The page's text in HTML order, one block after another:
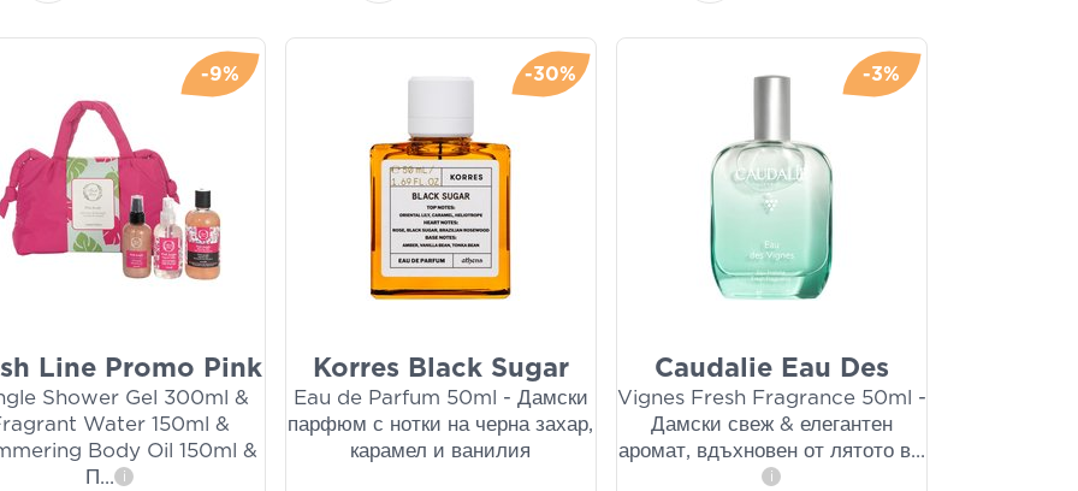
-9%
Line Promo Pink
Shower Gel 300ml &
Water 150ml &
Body Oil 150ml &
П... i
-30%
Korres Black Sugar
Eau de Parfum 50ml - Дамски
парфюм с нотки на черна захар,
карамел и ванилия
-3%
Caudalie Eau Des
Vignes Fresh Fragrance 50ml -
Дамски свеж & елегантен
аромат, вдъхновен от лятото в...
i